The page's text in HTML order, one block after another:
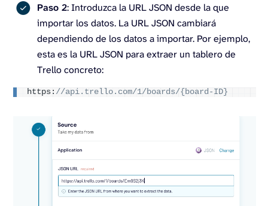
Paso 2: Introduzca la URL JSON desde la que
importar los datos. La URL JSON cambiará
dependiendo de los datos a importar. Por ejemplo,
esta es la URL JSON para extraer un tablero de
Trello concreto:
https: //api.trello.com/1/boards/{board-ID}